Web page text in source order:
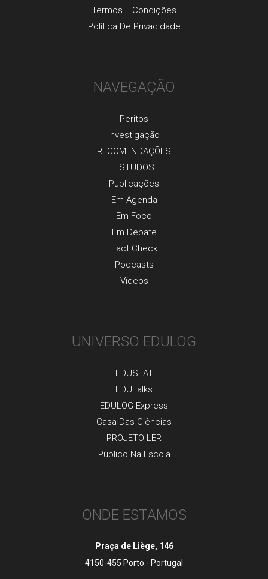
Termos E Condições
Política De Privacidade
NAVEGAÇÃO
Peritos
Investigaçãо
RECOMENDAÇÕES
ESTUDOS
Publicaçõеs
Em Agenda
Em Foco
Em Debate
Fact Check
Podcasts
Vídeos
UNIVERSO EDULOG
EDUSTAT
EDUTalks
EDULOG Express
Casa Das Ciências
PROJETO LER
Público Na Escola
ONDE ESTAMOS
Praça de Liège, 146
4150-455 Porto - Portugal